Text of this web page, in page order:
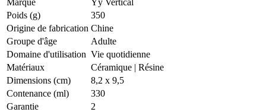
Poids (g)
350
Origine de fabrication Chine
Groupe d'âge
Adulte
Domaine d'utilisation Vie quotidienne
Matériaux
Céramique | Résine
Dimensions (cm)
8,2 x 9,5
Contenance (ml)
330
Garantie
2